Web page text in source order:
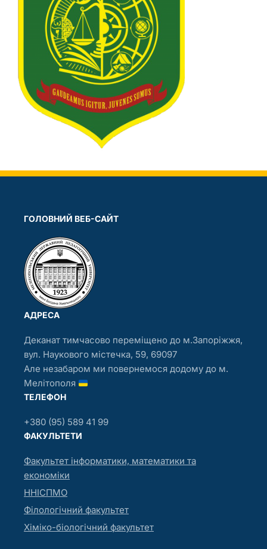
ГОЛОВНИЙ ВЕБ-САЙТ
АДРЕСА
Деканат тимчасово переміщено до м.Запоріжжя,
вул. Наукового містечка, 59, 69097
Але незабаром ми повернемося додому до м.
Мелітополя
ТЕЛЕФОН
+380 (95) 589 41 99
ФАКУЛЬТЕТИ
Факультет інформатики, математики та
економіки
ННІСПМО
Філологічний факультет
Хіміко-біологічний факультет